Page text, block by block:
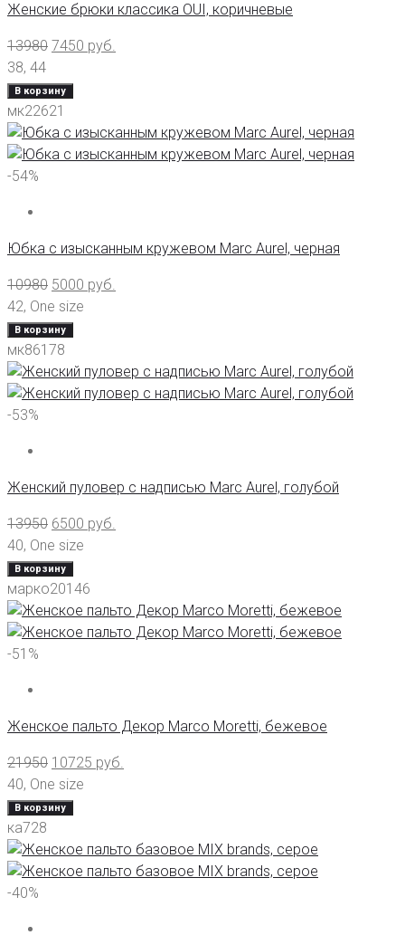
Женские брюки классика OUI, коричневые
13980 7450 руб.
38, 44
В корзину
мк22621
-54%
Юбка с изысканным кружевом Marc Aurel, черная
10980 5000 руб.
42, One size
В корзину
мк86178
-53%
Женский пуловер с надписью Marc Aurel, голубой
13950 6500 руб.
40, One size
В корзину
марко20146
-51%
Женское пальто Декор Marco Moretti, бежевое
21950 10725 руб.
40, One size
В корзину
ка728
-40%